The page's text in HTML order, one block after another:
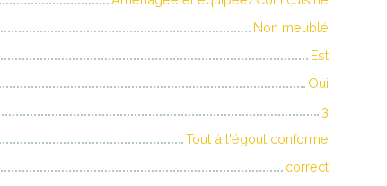
Non meublé
Est
Oui
3
Tout à l'égout conforme
correct